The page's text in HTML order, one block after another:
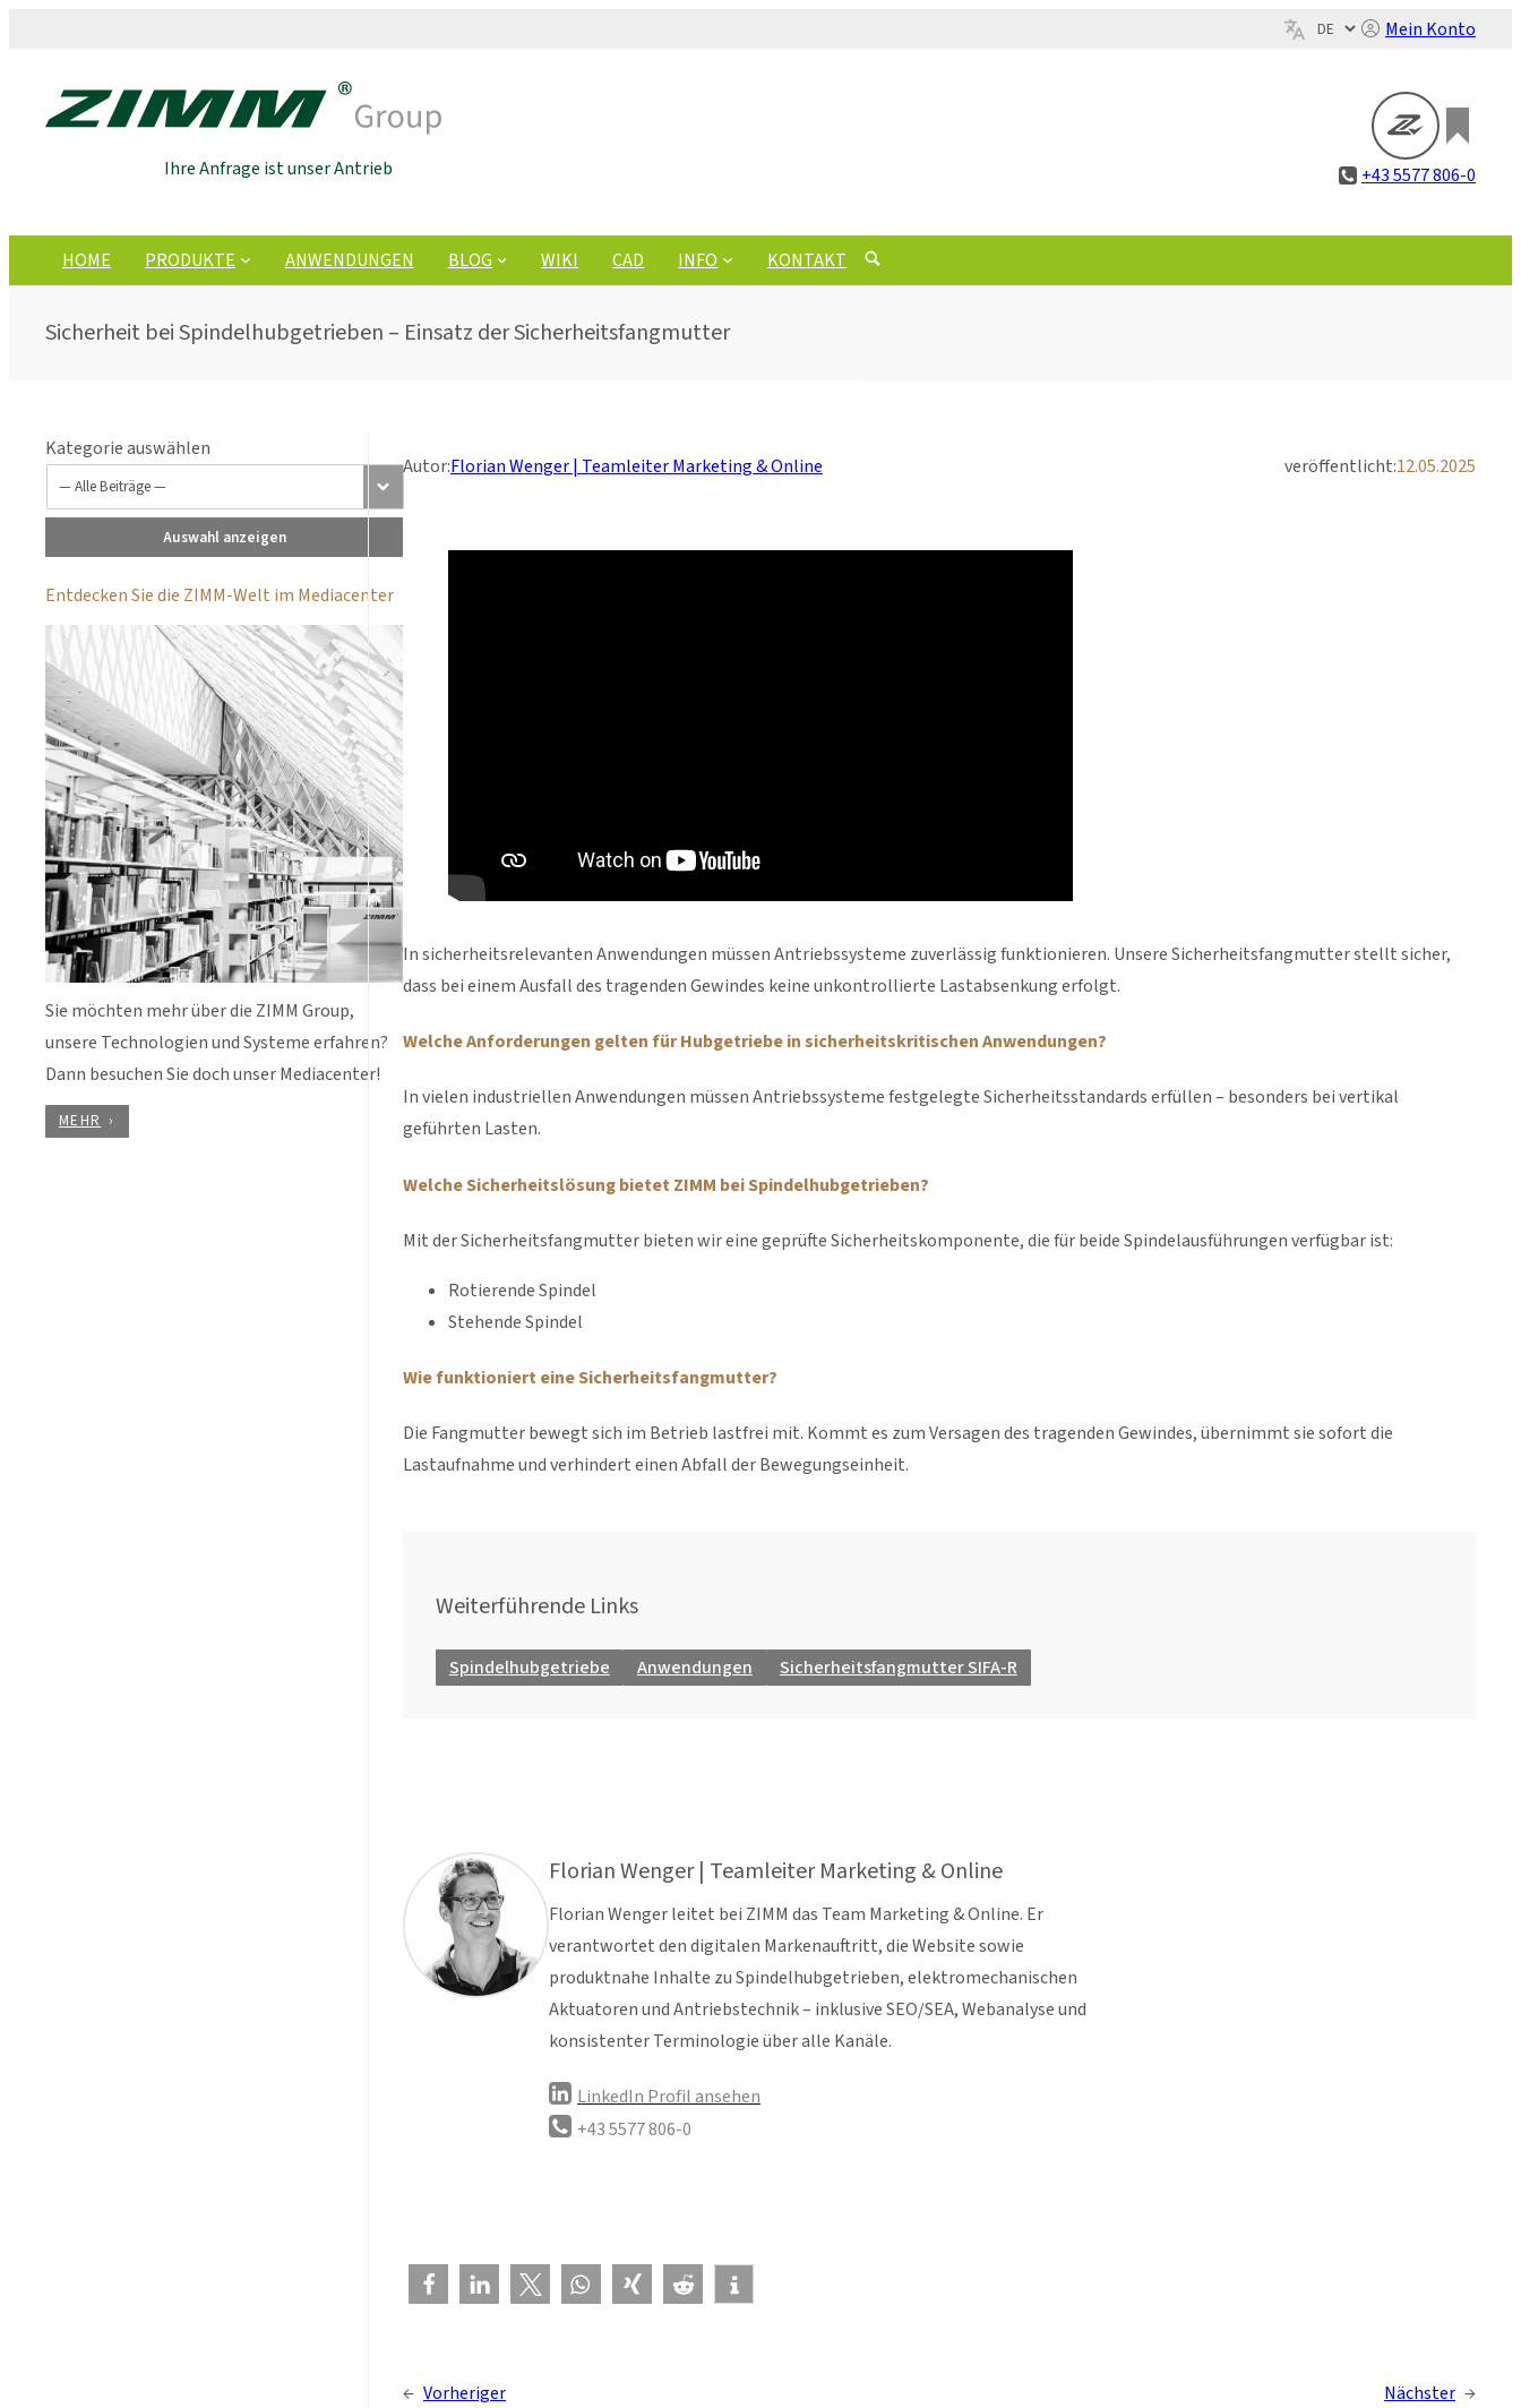
Mein Konto
Ihre Anfrage ist unser Antrieb +43 5577 806-0
HOME PRODUKTE ANWENDUNGEN BLOG WIKI CAD INFO KONTAKT
Sicherheit bei Spindelhubgetrieben – Einsatz der Sicherheitsfangmutter
Kategorie auswählen
Auswahl anzeigen
Entdecken Sie die ZIMM-Welt im Mediacenter
Sie möchten mehr über die ZIMM Group,
unsere Technologien und Systeme erfahren?
Dann besuchen Sie doch unser Mediacenter!
MEHR
Autor:Florian Wenger | Teamleiter Marketing & Online veröffentlicht:12.05.2025
In sicherheitsrelevanten Anwendungen müssen Antriebssysteme zuverlässig funktionieren. Unsere Sicherheitsfangmutter stellt sicher,
dass bei einem Ausfall des tragenden Gewindes keine unkontrollierte Lastabsenkung erfolgt.
Welche Anforderungen gelten für Hubgetriebe in sicherheitskritischen Anwendungen?
In vielen industriellen Anwendungen müssen Antriebssysteme festgelegte Sicherheitsstandards erfüllen – besonders bei vertikal
geführten Lasten.
Welche Sicherheitslösung bietet ZIMM bei Spindelhubgetrieben?
Mit der Sicherheitsfangmutter bieten wir eine geprüfte Sicherheitskomponente, die für beide Spindelausführungen verfügbar ist:
Rotierende Spindel
Stehende Spindel
Wie funktioniert eine Sicherheitsfangmutter?
Die Fangmutter bewegt sich im Betrieb lastfrei mit. Kommt es zum Versagen des tragenden Gewindes, übernimmt sie sofort die
Lastaufnahme und verhindert einen Abfall der Bewegungseinheit.
Weiterführende Links
Spindelhubgetriebe Anwendungen Sicherheitsfangmutter SIFA-R
Florian Wenger | Teamleiter Marketing & Online
Florian Wenger leitet bei ZIMM das Team Marketing & Online. Er
verantwortet den digitalen Markenauftritt, die Website sowie
produktnahe Inhalte zu Spindelhubgetrieben, elektromechanischen
Aktuatoren und Antriebstechnik – inklusive SEO/SEA, Webanalyse und
konsistenter Terminologie über alle Kanäle.
LinkedIn Profil ansehen
+43 5577 806-0
← Vorheriger Nächster →